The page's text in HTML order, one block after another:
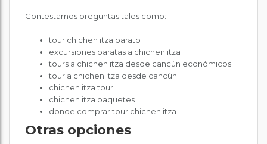
Contestamos preguntas tales como:
tour chichen itza barato
excursiones baratas a chichen itza
tours a chichen itza desde cancún económicos
tour a chichen itza desde cancún
chichen itza tour
chichen itza paquetes
donde comprar tour chichen itza
Otras opciones